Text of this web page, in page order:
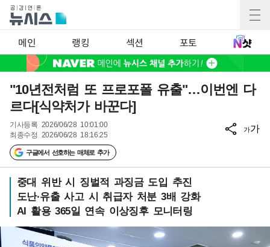
메인 랭킹 섹션 포토
"10년전처럼 또 프로포폴 유출"…이번엔 다
르다[식약처가 바꾼다]
기사등록 2026/06/28 10:01:00
최종수정 2026/06/28 18:16:25
구글에서 선호하는 매체로 추가
가가
중대 위반 시 징벌적 과징금 도입 추진
도난·유출 사고 시 취급자 처분 3배 강화
AI 활용 365일 연속 이상징후 모니터링